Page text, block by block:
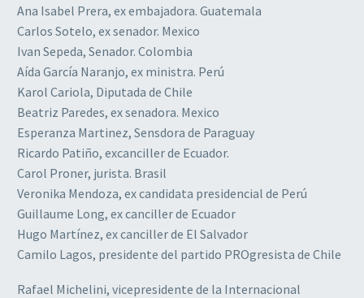
Ana Isabel Prera, ex embajadora. Guatemala
Carlos Sotelo, ex senador. Mexico
Ivan Sepeda, Senador. Colombia
Aída García Naranjo, ex ministra. Perú
Karol Cariola, Diputada de Chile
Beatriz Paredes, ex senadora. Mexico
Esperanza Martinez, Sensdora de Paraguay
Ricardo Patiño, excanciller de Ecuador.
Carol Proner, jurista. Brasil
Veronika Mendoza, ex candidata presidencial de Perú
Guillaume Long, ex canciller de Ecuador
Hugo Martínez, ex canciller de El Salvador
Camilo Lagos, presidente del partido PROgresista de Chile
Rafael Michelini, vicepresidente de la Internacional